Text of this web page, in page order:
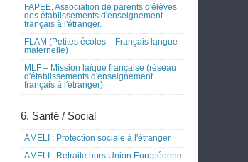
FAPEE, Association de parents d'élèves
des établissements d'enseignement
français à l'étranger.
FLAM (Petites écoles – Français langue
maternelle)
MLF – Mission laïque française (réseau
d'établissements d'enseignement
français à l'étranger)
6. Santé / Social
AMELI : Protection sociale à l'étranger
AMELI : Retraite hors Union Européenne